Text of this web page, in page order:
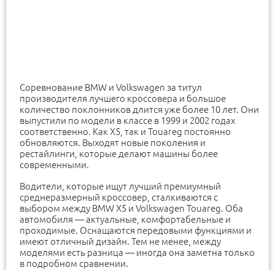
Соревнование BMW и Volkswagen за титул
производителя лучшего кроссовера и большое
количество поклонников длится уже более 10 лет. Они
выпустили по модели в классе в 1999 и 2002 годах
соответственно. Как X5, так и Touareg постоянно
обновляются. Выходят новые поколения и
рестайлинги, которые делают машины более
современными.
Водители, которые ищут лучший премиумный
среднеразмерный кроссовер, сталкиваются с
выбором между BMW X5 и Volkswagen Touareg. Оба
автомобиля — актуальные, комфортабельные и
проходимые. Оснащаются передовыми функциями и
имеют отличный дизайн. Тем не менее, между
моделями есть разница — иногда она заметна только
в подробном сравнении.